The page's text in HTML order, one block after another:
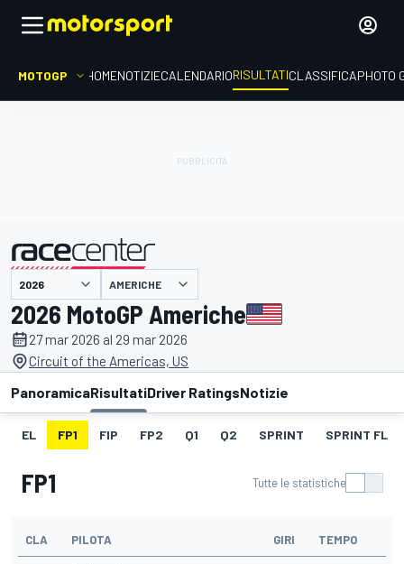
MOTOGP HOMENOTIZIECALENDARIORISULTATICLASSIFICAPHOTO
presentato da AMERICHE
2026 MotoGP Americhe
27 mar 2026 al 29 mar 2026
Circuit of the Americas, US
PanoramicaRisultatiDriver RatingsNotizie
EL FP1 FIP FP2 Q1 Q2 SPRINT SPRINT FL
FP1 Tutte le statistiche
CLA PILOTA GIRI TEMPO